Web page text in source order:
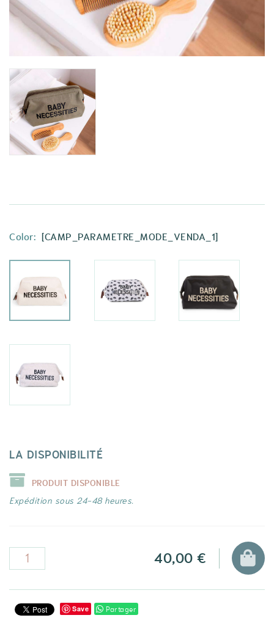
Color: [CAMP_PARAMETRE_MODE_VENDA_1]
LA DISPONIBILITÉ
PRODUIT DISPONIBLE
Expédition sous 24-48 heures.
40,00 €
Save Partager